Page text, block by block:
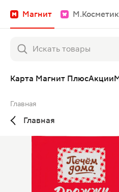
Магнит М.Косметик
Карта Магнит ПлюсАкции
Главная
Главная